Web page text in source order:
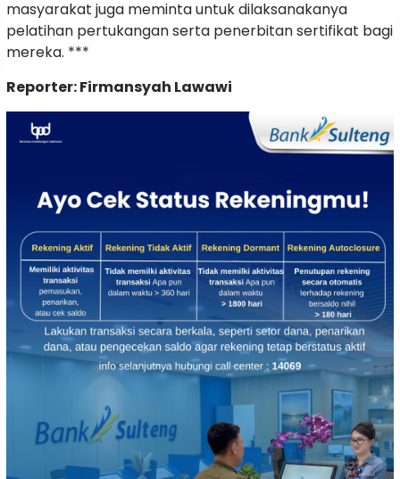
masyarakat juga meminta untuk dilaksanakanya
pelatihan pertukangan serta penerbitan sertifikat bagi
mereka. ***
Reporter: Firmansyah Lawawi